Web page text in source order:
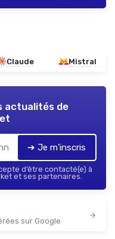
Claude Mistral
actualités de
➔ Je m'inscris
d’être contacté(e) à
et ses partenaires.
sur Google